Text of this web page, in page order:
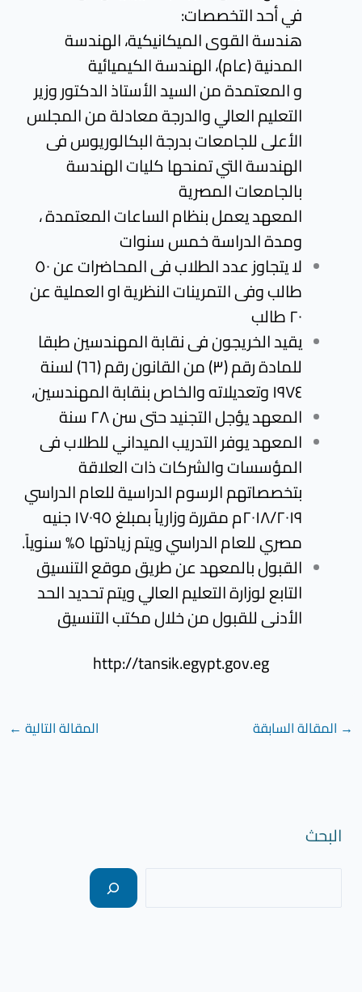
في أحد التخصصات:
هندسة القوى الميكانيكية، الهندسة
المدنية (عام)، الهندسة الكيميائية
و المعتمدة من السيد الأستاذ الدكتور وزير
التعليم العاليوالدرجة معادلة من المجلس
الأعلى للجامعات بدرجة البكالوريوس فى
الهندسة التي تمنحها كليات الهندسة
بالجامعات المصرية
المعهد يعمل بنظام الساعات المعتمدة ،
ومدة الدراسة خمس سنوات
لا يتجاوز عدد الطلاب فى المحاضرات عن ٥٠
طالب وفى التمرينات النظرية او العملية عن
٢٠ طالب
يقيد الخريجون فى نقابة المهندسين طبقا
للمادة رقم (٣) من القانون رقم (٦٦) لسنة
١٩٧٤ وتعديلاته والخاص بنقابة
المهندسين،
المعهد يؤجل التجنيد حتى سن ٢٨ سنة
المعهد يوفر التدريب الميداني للطلاب فى
المؤسسات والشركات ذات العلاقة
بتخصصاتهم الرسوم الدراسية للعام الدراسي
٢٠١٨/٢٠١٩م مقررة وزارياً بمبلغ ١٧٠٩٥ جنيه
مصري للعام الدراسي ويتم زيادتها ٥% سنوياً.
القبول بالمعهد عن طريق موقع التنسيق
التابع لوزارة التعليم العالي ويتم تحديد الحد
الأدنى للقبول من خلال مكتب التنسيق
http://tansik.egypt.gov.eg
→ المقالة السابقة المقالة التالية ←
البحث